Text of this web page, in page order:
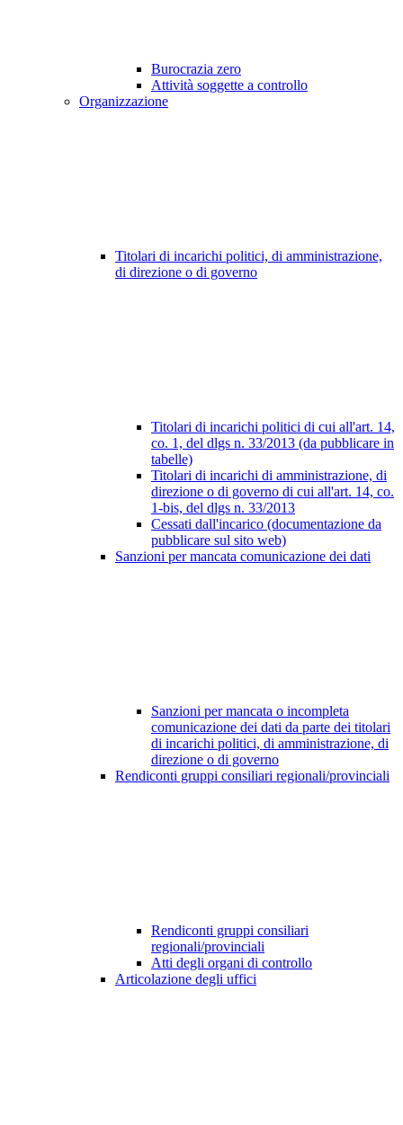
Burocrazia zero
Attività soggette a controllo
Organizzazione
Titolari di incarichi politici, di amministrazione,
di direzione o di governo
Titolari di incarichi politici di cui all'art. 14,
co. 1, del dlgs n. 33/2013 (da pubblicare in
tabelle)
Titolari di incarichi di amministrazione, di
direzione o di governo di cui all'art. 14, co.
1-bis, del dlgs n. 33/2013
Cessati dall'incarico (documentazione da
pubblicare sul sito web)
Sanzioni per mancata comunicazione dei dati
Sanzioni per mancata o incompleta
comunicazione dei dati da parte dei titolari
di incarichi politici, di amministrazione, di
direzione o di governo
Rendiconti gruppi consiliari regionali/provinciali
Rendiconti gruppi consiliari
regionali/provinciali
Atti degli organi di controllo
Articolazione degli uffici